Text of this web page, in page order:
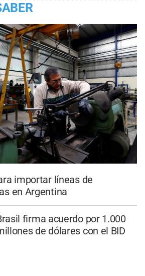
importar líneas de
en Argentina
firma acuerdo por 1.000
de dólares con el BID